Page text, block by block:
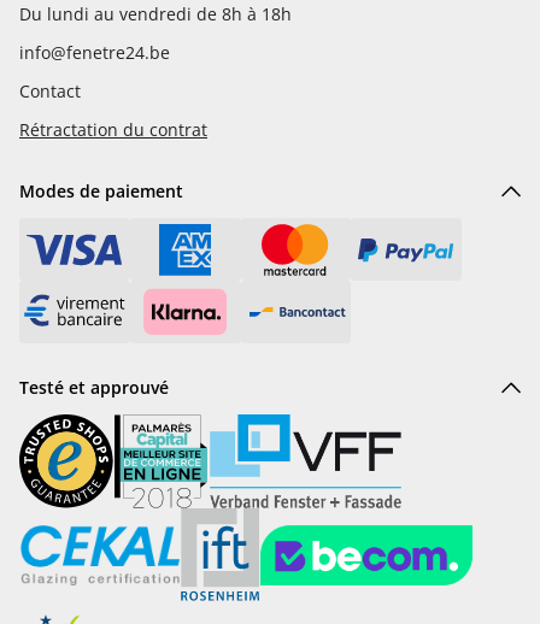
Du lundi au vendredi de 8h à 18h
info@fenetre24.be
Contact
Rétractation du contrat
Modes de paiement
Testé et approuvé